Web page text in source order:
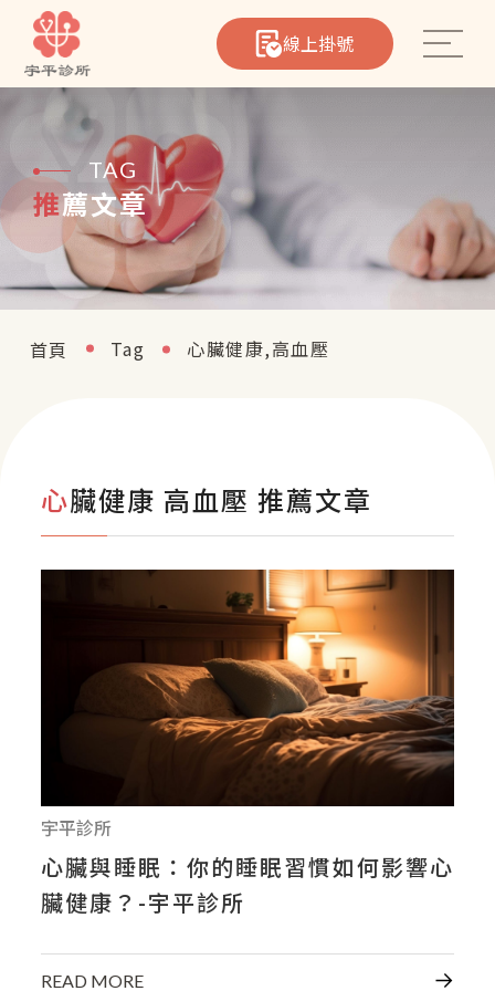
線上掛號
心臟筆記
院所介紹
醫療團隊
熱門療程
影音專區
TAG
推薦文章
首頁 Tag 心臟健康,高血壓
心臟健康 高血壓 推薦文章
宇平診所
心臟與睡眠：你的睡眠習慣如何影響心
臟健康？-宇平診所
READ MORE